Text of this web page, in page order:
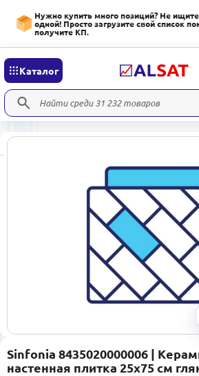
Нужно купить много позиций? Не
одной! Просто загрузите свой список
получите КП.
Каталог
Sinfonia 8435020000006 |
настенная плитка 25x75 см